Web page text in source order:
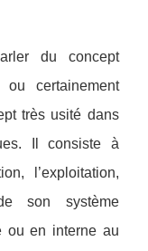
du concept
ou certainement
très usité dans
Il consiste à
l’exploitation,
son système
ou en interne au